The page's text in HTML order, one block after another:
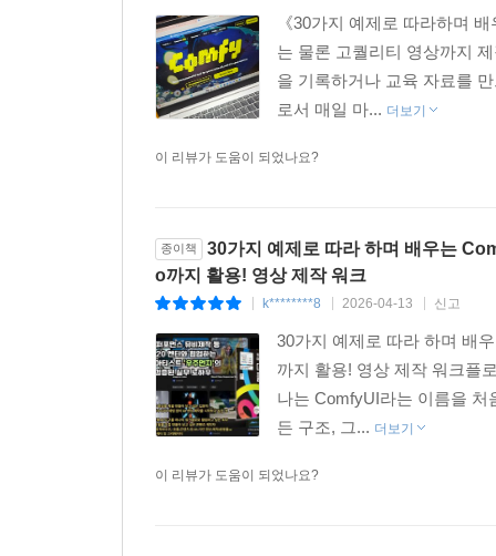
“AI 영상 제작이 대중화되었지만 여전히 많은
뛰어넘게 합니다. 현장에서 검증한 노하우를 담
콘텐츠, 기업 교육 등 즉시 실무 제작이 필요한 분
_ 김재인, 전 머니투데이방송 앵커 · 브랜딩 총괄
《30가지 예제로 따라하며
는 물론 고퀄리티 영상까지
을 기록하거나 교육 자료를
로서 매일 마... 더보기
이 리뷰가 도움이 되었나요?
종이책
30가지 예제로 따라 하며 배우는
o까지 활용! 영상 제작 워크
k********8 2026-04-13 신고
30가지 예제로 따라 하며 배
까지 활용! 영상 제작 워크플
나는 ComfyUI라는 이름을
든 구조, 그... 더보기
이 리뷰가 도움이 되었나요?